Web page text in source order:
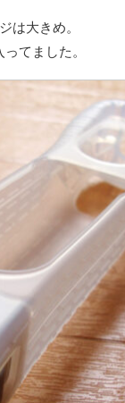
は大きめ。
てました。